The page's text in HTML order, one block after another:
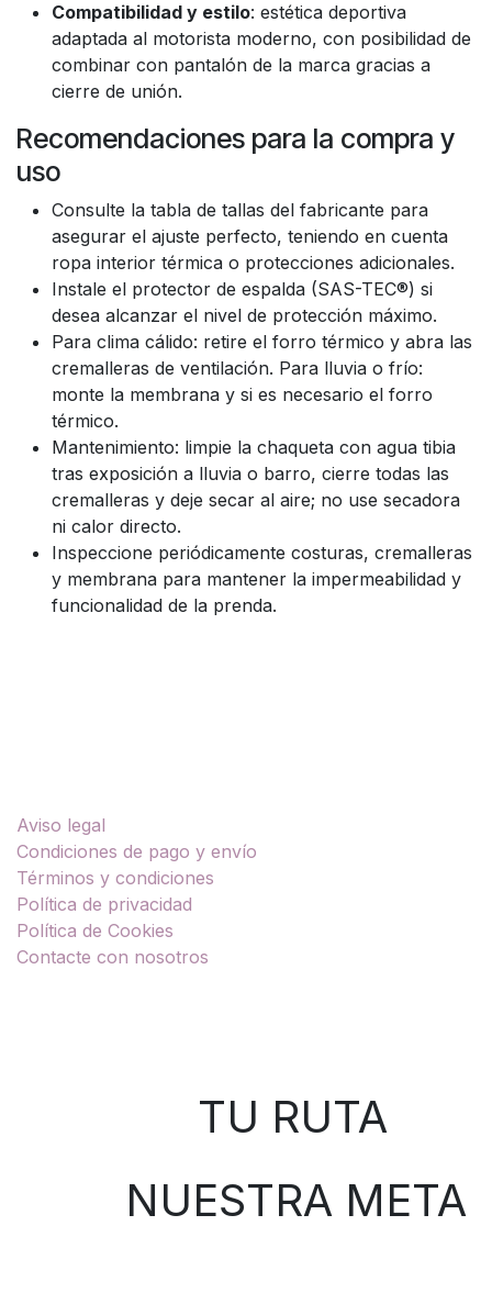
Compatibilidad y estilo: estética deportiva
adaptada al motorista moderno, con posibilidad de
combinar con pantalón de la marca gracias a
cierre de unión.
Recomendaciones para la compra y
uso
Consulte la tabla de tallas del fabricante para
asegurar el ajuste perfecto, teniendo en cuenta
ropa interior térmica o protecciones adicionales.
Instale el protector de espalda (SAS-TEC®) si
desea alcanzar el nivel de protección máximo.
Para clima cálido: retire el forro térmico y abra las
cremalleras de ventilación. Para lluvia o frío:
monte la membrana y si es necesario el forro
térmico.
Mantenimiento: limpie la chaqueta con agua tibia
tras exposición a lluvia o barro, cierre todas las
cremalleras y deje secar al aire; no use secadora
ni calor directo.
Inspeccione periódicamente costuras, cremalleras
y membrana para mantener la impermeabilidad y
funcionalidad de la prenda.
Aviso legal
Condiciones de pago y envío
Términos y condiciones
Política de privacidad
Política de Cookies
Contacte con nosotros
TU RUTA
NUESTRA META